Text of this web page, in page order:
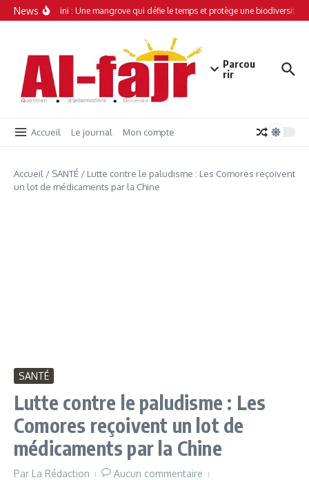
Aller au contenu
News
Simamboini : Une mangrove qui défie le temps et protège une biodiversité
Parcou
rir
Accueil Le journal Mon compte
Accueil / SANTÉ / Lutte contre le paludisme : Les Comores reçoivent
un lot de médicaments par la Chine
SANTÉ
Lutte contre le paludisme : Les
Comores reçoivent un lot de
médicaments par la Chine
Par La Rédaction
Aucun commentaire